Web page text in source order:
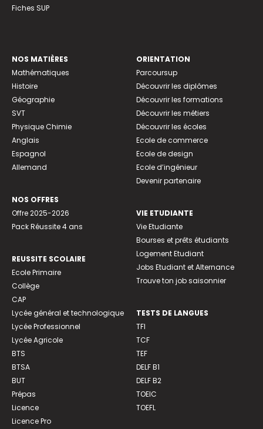
Fiches SUP
NOS MATIÈRES
Mathématiques
Histoire
Géographie
SVT
Physique Chimie
Anglais
Espagnol
Allemand
NOS OFFRES
Offre 2025-2026
Pack Réussite 4 ans
REUSSITE SCOLAIRE
Ecole Primaire
Collège
CAP
Lycée général et technologique
Lycée Professionnel
Lycée Agricole
BTS
BTSA
BUT
Prépas
Licence
Licence Pro
ORIENTATION
Parcoursup
Découvrir les diplômes
Découvrir les formations
Découvrir les métiers
Découvrir les écoles
Ecole de commerce
Ecole de design
Ecole d’ingénieur
Devenir partenaire
VIE ETUDIANTE
Vie Etudiante
Bourses et prêts étudiants
Logement Etudiant
Jobs Etudiant et Alternance
Trouve ton job saisonnier
TESTS DE LANGUES
TFI
TCF
TEF
DELF B1
DELF B2
TOEIC
TOEFL